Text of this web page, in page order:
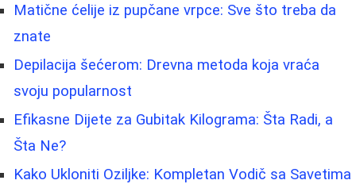
Matične ćelije iz pupčane vrpce: Sve što treba da
znate
Depilacija šećerom: Drevna metoda koja vraća
svoju popularnost
Efikasne Dijete za Gubitak Kilograma: Šta Radi, a
Šta Ne?
Kako Ukloniti Oziljke: Kompletan Vodič sa Savetima